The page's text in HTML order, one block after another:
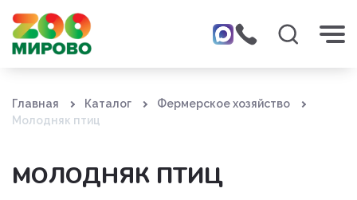
Главная Каталог
Фермерское хозяйство
Молодняк птиц
МОЛОДНЯК ПТИЦ